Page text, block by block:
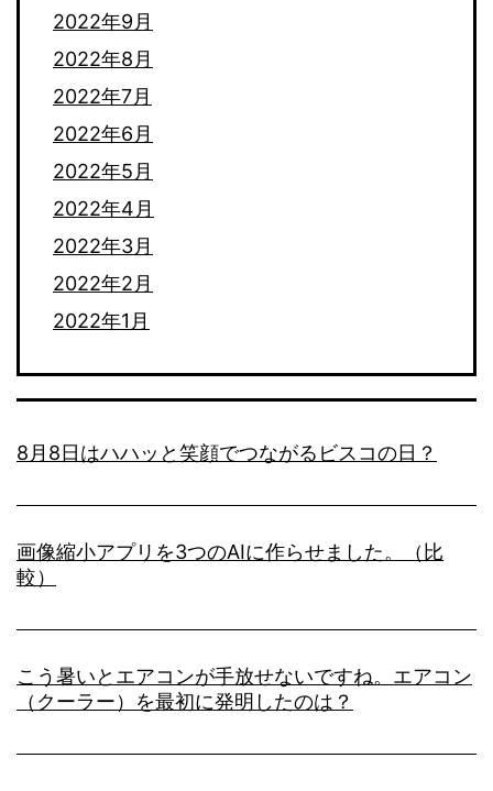
2022年9月
2022年8月
2022年7月
2022年6月
2022年5月
2022年4月
2022年3月
2022年2月
2022年1月
8月8日はハハッと笑顔でつながるビスコの日？
画像縮小アプリを3つのAIに作らせました。（比
較）
こう暑いとエアコンが手放せないですね。エアコン
（クーラー）を最初に発明したのは？